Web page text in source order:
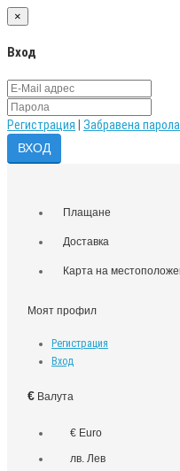
×
Вход
Регистрация Забравена парола
Плащане
Доставка
Карта на
Моят профил
Регистрация
Вход
€ Валута
€ Euro
лв. Лев